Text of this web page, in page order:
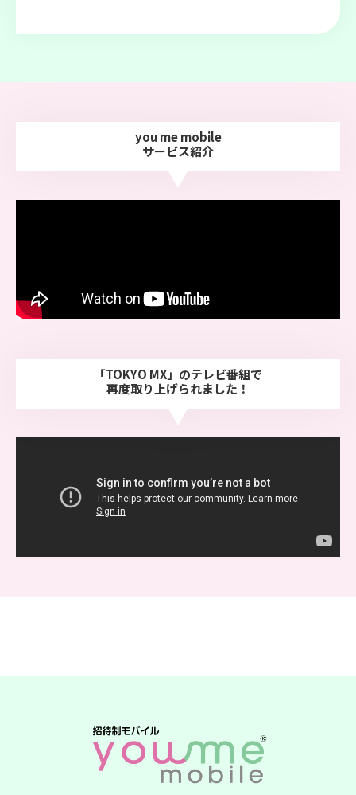
you me mobile
サービス紹介
「TOKYO MX」のテレビ番組で
再度取り上げられました！